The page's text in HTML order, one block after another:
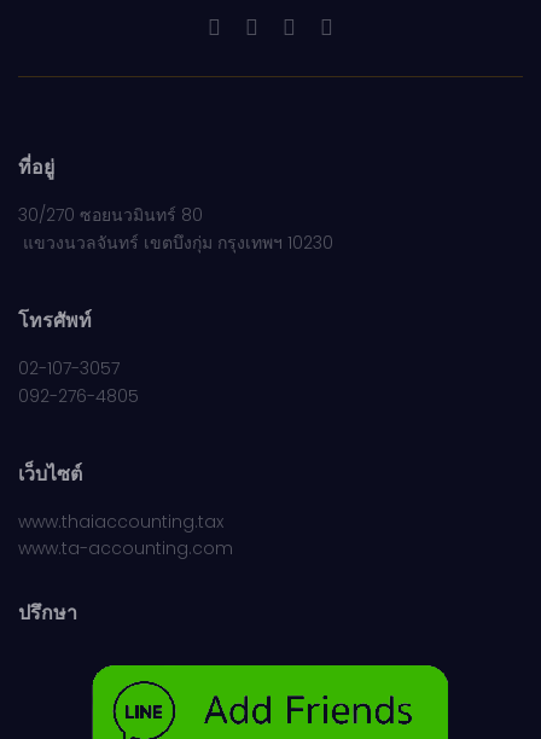
ที่อยู่
30/270 ซอยนวมินทร์ 80
แขวงนวลจันทร์ เขตบึงกุ่ม กรุงเทพฯ 10230
โทรศัพท์
02-107-3057
092-276-4805
เว็บไซต์
www.thaiaccounting.tax
www.ta-accounting.com
ปรึกษา